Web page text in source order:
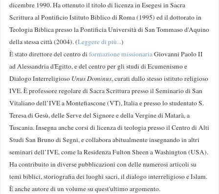
dicembre 1990. Ha ottenuto il titolo di licenza in Esegesi in Sacra
Scrittura al Pontificio Istituto Biblico di Roma (1995) ed il dottorato in
Teologia Biblica presso la Pontificia Università di San Tommaso d'Aquino
della stessa città (2004). (Leggere di più...)
È stato direttore del centro di formazione missionariaGiovanni Paolo II
ad Alessandria d'Egitto, e del centro per gli studi di Ecumenismo e
Dialogo Interreligioso Unus Dominus, curati dallo stesso istituto religioso
IVE. È professore regolare di Sacra Scrittura presso il Seminario di San
Vitaliano dell’IVE a Montefiascone (VT), Italia e presso lo studentato S.
Teresa di Gesù, delle Serve del Signore e della Vergine di Matarà, a
Tuscania. Insegna anche corsi di licenza di teologia presso il Centro di Alti
Studi San Bruno di Segni, e collabora abitualmente insegnando in altri
seminari dell’IVE, come la Residenza Fulton Sheen a Washington (USA).
Ha contribuito in diverse pubblicazioni con delle numerosi articoli su
temi biblici, storiografia dei luoghi sacri, il dialogo interreligioso e Islam.
È anche autore di un volume su quest'ultimo argomento.